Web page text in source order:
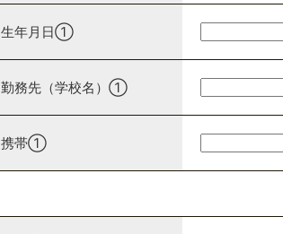
生年月日①
勤務先（学校名）①
携帯①